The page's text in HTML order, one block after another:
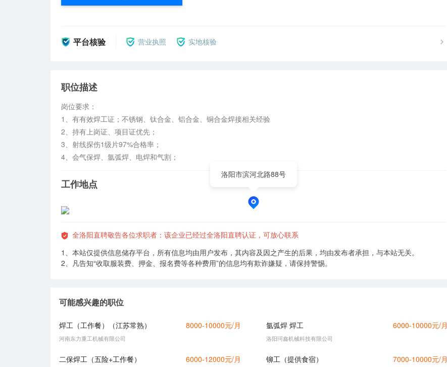
平台核验 营业执照 实地核验
职位描述
岗位要求：
1、有有效焊工证；不锈钢、钛合金、铝合金、铜合金焊接相关经验
2、持有上岗证、项目证优先；
3、射线探伤1级片97%合格率；
4、会气保焊、氩弧焊、电焊和气割；
工作地点
洛阳市滨河北路88号
全洛阳直聘敬告各位求职者：该企业已经过全洛阳直聘认证，可放心联系
1、本站仅提供信息储存平台，所有信息均由用户发布，其内容及因之产生的后果，均由发布者承担，与本站无关。
2、凡告知“收取服装费、押金、报名费等各种费用”的信息均有欺诈嫌疑，请保持警惕。
可能感兴趣的职位
焊工（工作餐）（江苏常熟） 8000-10000元/月
河南东力重工机械有限公司
氩弧焊 焊工 6000-10000元/月
洛阳珂鑫机械科技有限公司
二保焊工（五险+工作餐） 6000-12000元/月 铆工（提供食宿） 7000-10000元/月